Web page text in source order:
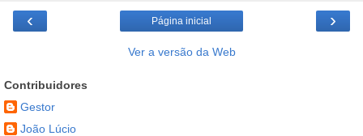
‹ ›
Página inicial
Ver a versão da Web
Contribuidores
Gestor
João Lúcio